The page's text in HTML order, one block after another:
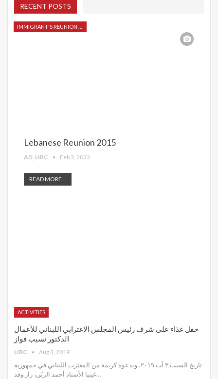
RECENT POSTS
Lebanese Reunion 2015
AD_LIBC Feb 3, 2023
READ MORE...
ACTIVITIES
حفل غذاء على شرف رئيس المجلس الاغترابي اللبناني للأعمال
الدكتور نسيب فواز
LIBC Aug 3, 2019
تاريخ السبت ٣ آب ٢٠١٩، وبدعوة كريمة من المغترب اللبناني في جمهورية
غينيا الأستاذ أحمد الزيّن، زار وفد…